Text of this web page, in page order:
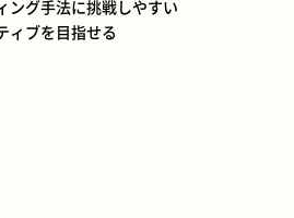
ング手法に挑戦しやすい
ィブを目指せる